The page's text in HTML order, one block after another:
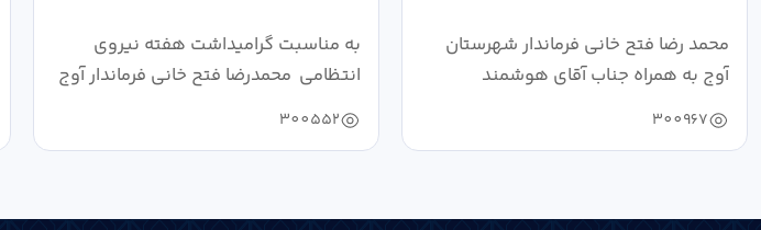
محمد رضا فتح خانی فرماندار شهرستان
آوج به همراه جناب آقای هوشمند
مدیرکل فرهنگ...
300967
به مناسبت گرامیداشت هفته نیروی
انتظامی محمدرضا فتح خانی فرماندار آوج
به...
300552